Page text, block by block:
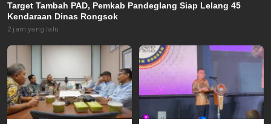
Target Tambah PAD, Pemkab Pandeglang Siap Lelang 45
Kendaraan Dinas Rongsok
2 jam yang lalu